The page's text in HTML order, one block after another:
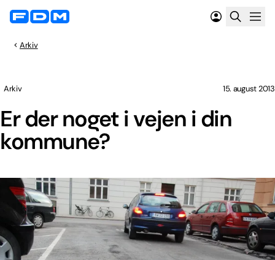
Arkiv
Er der noget i vejen i din
kommune?
Arkiv 15. august 2013